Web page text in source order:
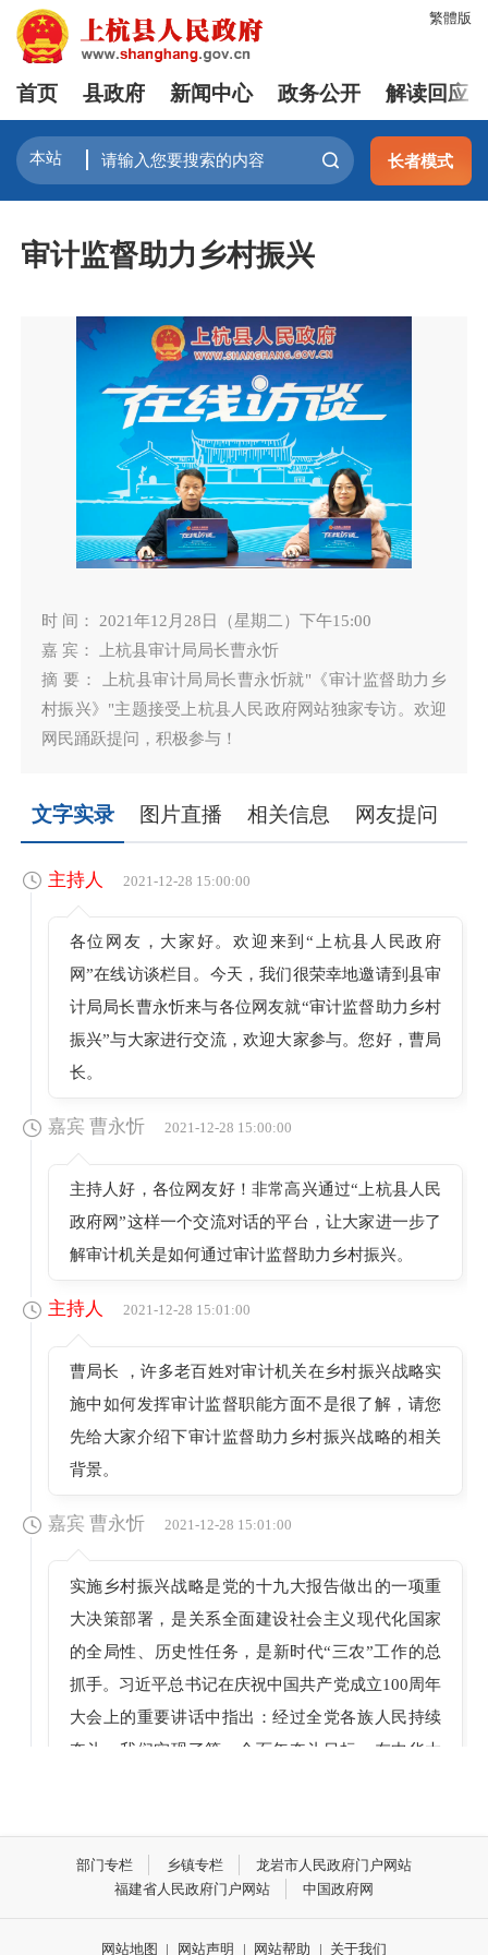
繁體版
首页 县政府 新闻中心 政务公开 解读回应
长者模式
审计监督助力乡村振兴
时 间： 2021年12月28日（星期二）下午15:00
嘉 宾： 上杭县审计局局长曹永忻
摘 要： 上杭县审计局局长曹永忻就"《审计监督助力乡
村振兴》"主题接受上杭县人民政府网站独家专访。欢迎
网民踊跃提问，积极参与！
文字实录 图片直播 相关信息 网友提问
主持人 2021-12-28 15:00:00
各位网友，大家好。欢迎来到“上杭县人民政府
网”在线访谈栏目。今天，我们很荣幸地邀请到县审
计局局长曹永忻来与各位网友就“审计监督助力乡村
振兴”与大家进行交流，欢迎大家参与。您好，曹局
长。
嘉宾 曹永忻 2021-12-28 15:00:00
主持人好，各位网友好！非常高兴通过“上杭县人民
政府网”这样一个交流对话的平台，让大家进一步了
解审计机关是如何通过审计监督助力乡村振兴。
主持人 2021-12-28 15:01:00
曹局长 ，许多老百姓对审计机关在乡村振兴战略实
施中如何发挥审计监督职能方面不是很了解，请您
先给大家介绍下审计监督助力乡村振兴战略的相关
背景。
嘉宾 曹永忻 2021-12-28 15:01:00
实施乡村振兴战略是党的十九大报告做出的一项重
大决策部署，是关系全面建设社会主义现代化国家
的全局性、历史性任务，是新时代“三农”工作的总
抓手。习近平总书记在庆祝中国共产党成立100周年
大会上的重要讲话中指出：经过全党各族人民持续
奋斗，我们实现了第一个百年奋斗目标，在中华大
好巩固拓展脱贫攻坚成果同乡村振兴有效衔接的重
步实现全体人民共同富裕的目标继续前进，这是“三
部门专栏 乡镇专栏
龙岩市人民政府门户网站
福建省人民政府门户网站
中国政府网
网站地图 | 网站声明 | 网站帮助 | 关于我们